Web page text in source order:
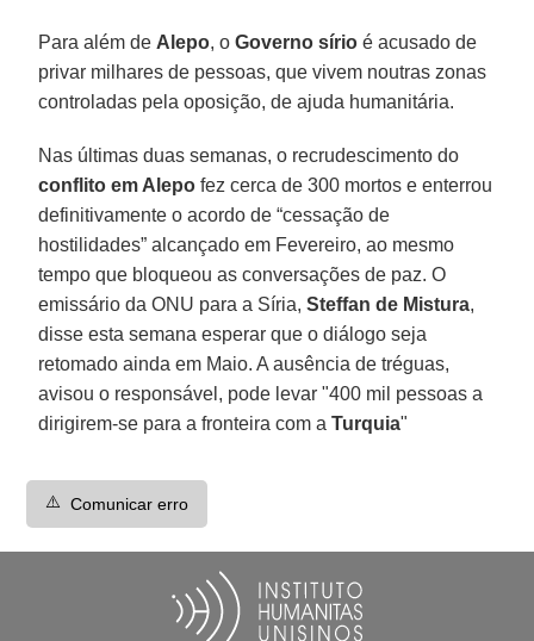
Para além de Alepo, oGoverno sírio é acusado de
privar milhares de pessoas, que vivem noutras zonas
controladas pela oposição, de ajuda humanitária.
Nas últimas duas semanas, o recrudescimento do
conflito em Alepo fez cerca de 300 mortos e enterrou
definitivamente o acordo de “cessação de
hostilidades” alcançado em Fevereiro, ao mesmo
tempo que bloqueou as conversações de paz. O
emissário da ONU para a Síria,Steffan de Mistura,
disse esta semana esperar que o diálogo seja
retomado ainda em Maio. A ausência de tréguas,
avisou o responsável, pode levar "400 mil pessoas a
dirigirem-se para a fronteira com aTurquia"
⚠️ Comunicar erro